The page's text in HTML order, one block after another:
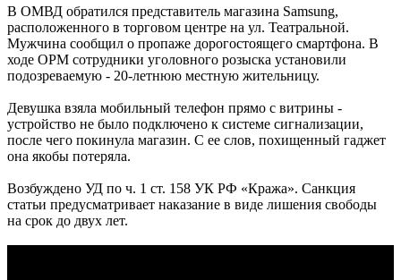
В ОМВД обратился представитель магазина Samsung,
расположенного в торговом центре на ул. Театральной.
Мужчина сообщил о пропаже дорогостоящего смартфона. В
ходе ОРМ сотрудники уголовного розыска установили
подозреваемую - 20-летнюю местную жительницу.
Девушка взяла мобильный телефон прямо с витрины -
устройство не было подключено к системе сигнализации,
после чего покинула магазин. С ее слов, похищенный гаджет
она якобы потеряла.
Возбуждено УД по ч. 1 ст. 158 УК РФ «Кража». Санкция
статьи предусматривает наказание в виде лишения свободы
на срок до двух лет.